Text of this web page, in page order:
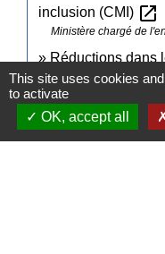
inclusion (CMI) open_in_new
Ministère chargé de
Réductions dans
Société nationale des
Comment faire
This site uses cookies
to activate
OK, accept all